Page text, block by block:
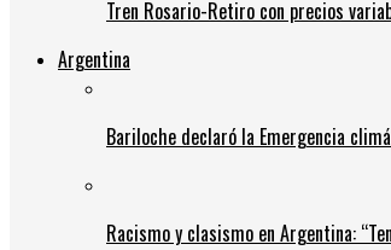
Tren Rosario-Retiro con precios
Argentina
Bariloche declaró la Emergencia
Racismo y clasismo en Argentina: